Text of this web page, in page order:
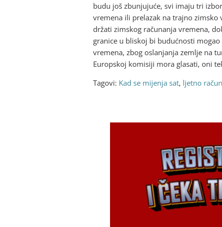
budu još zbunjujuće, svi imaju tri
vremena ili prelazak na trajno zimsko
držati zimskog računanja vremena,
granice u bliskoj bi budućnosti
vremena, zbog oslanjanja zemlje na
Europskoj komisiji mora glasati, oni
Tagovi: Kad se mijenja sat, ljetno